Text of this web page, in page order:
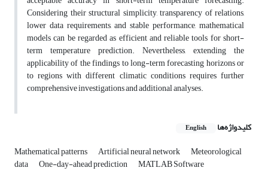
Considering their structural simplicity, transparency of relations,
lower data requirements, and stable performance, mathematical
models can be regarded as efficient and reliable tools for short-
term temperature prediction. Nevertheless, extending the
applicability of the findings to long-term forecasting horizons or
to regions with different climatic conditions requires further
comprehensive investigations and additional analyses.
کلیدواژه‌ها English
Mathematical patterns Artificial neural network Meteorological
data One-day-ahead prediction MATLAB Software